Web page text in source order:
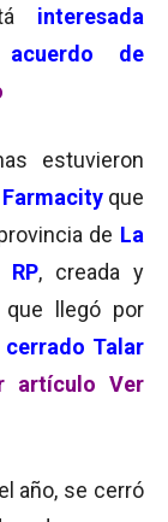
interesada
acuerdo de
estuvieron
Farmacityque
de La
RP, creada y
que llegó por
cerrado Talar
artículo Ver
año, se cerró